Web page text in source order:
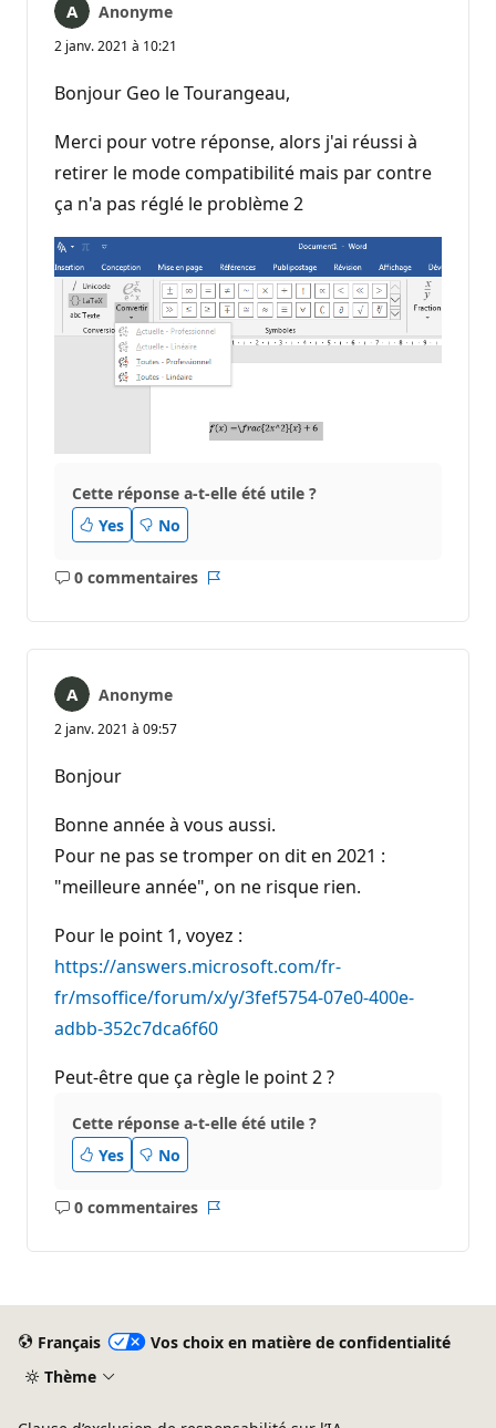
Anonyme
2 janv. 2021 à 10:21
Bonjour Geo le Tourangeau,
Merci pour votre réponse, alors j'ai réussi à
retirer le mode compatibilité mais par contre
ça n'a pas réglé le problème 2
Cette réponse a-t-elle été utile ?
Yes
No
0 commentaires
Aucun
Anonyme
2 janv. 2021 à 09:57
Bonjour
Bonne année à vous aussi.
Pour ne pas se tromper on dit en 2021 :
"meilleure année", on ne risque rien.
Pour le point 1, voyez :
https://answers.microsoft.com/fr-
fr/msoffice/forum/x/y/3fef5754-07e0-400e-
adbb-352c7dca6f60
Peut-être que ça règle le point 2 ?
Cette réponse a-t-elle été utile ?
Yes
No
0 commentaires
Aucun
Français
Vos choix en matière de confidentialité
Thème